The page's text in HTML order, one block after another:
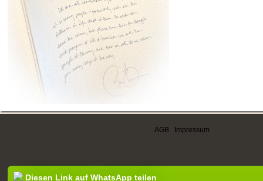
AGB Impressum
Diesen Link auf WhatsApp teilen